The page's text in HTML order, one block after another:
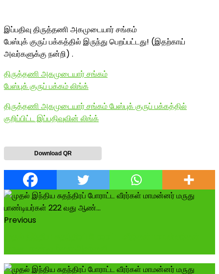
இப்பதிவு திருத்தணி அகமுடையார் சங்கம்
பேஸ்புக் குருப் பக்கத்தில் இருந்து பெறப்பட்டது! (இதற்காய்
அவர்களுக்கு நன்றி) .
திருத்தணி அகமுடையார் சங்கம்
பேஸ்புக் குருப் பக்கம் லிங்க்
திருத்தணி அகமுடையார் சங்கம் பேஸ்புக் குருப் பக்கத்தில்
குறிப்பிட்ட இப்பதிவுவின் லிங்க்
Download QR
Previous